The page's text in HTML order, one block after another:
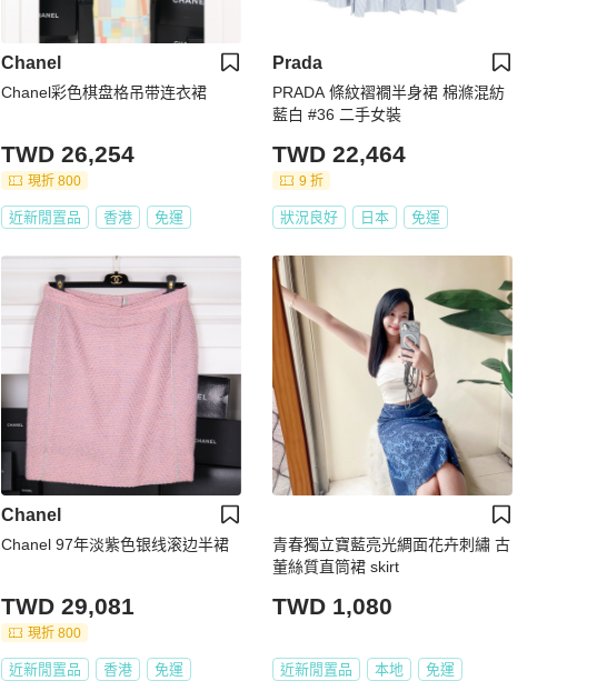
Chanel
Chanel彩色棋盘格吊带连衣裙
TWD 26,254
現折 800
近新閒置品 香港 免運
Prada
PRADA 條紋褶襉半身裙 棉滌混紡
藍白 #36 二手女裝
TWD 22,464
9 折
狀況良好 日本 免運
Chanel
Chanel 97年淡紫色银线滚边半裙
TWD 29,081
現折 800
近新閒置品 香港 免運
青春獨立寶藍亮光綢面花卉刺繡 古
董絲質直筒裙 skirt
TWD 1,080
近新閒置品 本地 免運